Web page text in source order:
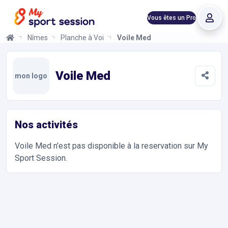
Vous êtes un Pro
Nîmes Planche à Voile Voile Med
mon logo Voile Med
Nos activités
Voile Med n'est pas disponible à la reservation sur My
Sport Session.